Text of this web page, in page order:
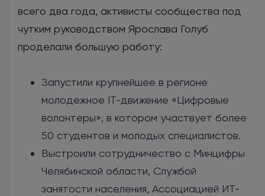
всего два года, активисты сообщества под
чутким руководством Ярослава Голуб
проделали большую работу:
Запустили крупнейшее в регионе
молодежное IT-движение «Цифровые
волонтеры», в котором участвует более
50 студентов и молодых специалистов.
Выстроили сотрудничество с Минцифры
Челябинской области, Службой
занятости населения, Ассоциацией ИТ-